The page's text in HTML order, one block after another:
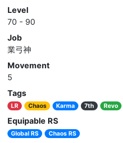
Level
70 - 90
Job
業弓神
Movement
5
Tags
LR Chaos Karma 7th Revo
Equipable RS
Global RS Chaos RS